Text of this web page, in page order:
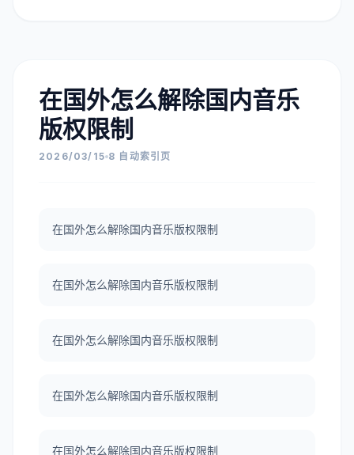
在国外怎么解除国内音乐
版权限制
2026/03/15 8 自动索引页
在国外怎么解除国内音乐版权限制
在国外怎么解除国内音乐版权限制
在国外怎么解除国内音乐版权限制
在国外怎么解除国内音乐版权限制
在国外怎么解除国内音乐版权限制